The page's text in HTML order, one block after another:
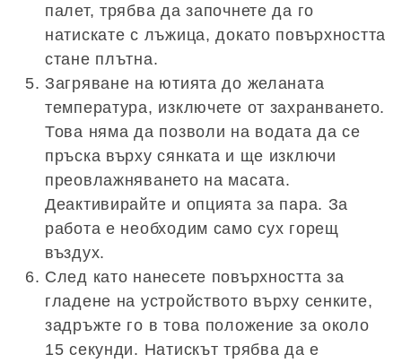
палет, трябва да започнете да го
натискате с лъжица, докато повърхността
стане плътна.
Загряване на ютията до желаната
температура, изключете от захранването.
Това няма да позволи на водата да се
пръска върху сянката и ще изключи
преовлажняването на масата.
Деактивирайте и опцията за пара. За
работа е необходим само сух горещ
въздух.
След като нанесете повърхността за
гладене на устройството върху сенките,
задръжте го в това положение за около
15 секунди. Натискът трябва да е